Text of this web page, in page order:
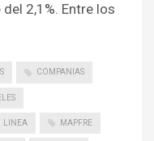
2,1%. Entre los
COMPANIAS
LINEA MAPFRE